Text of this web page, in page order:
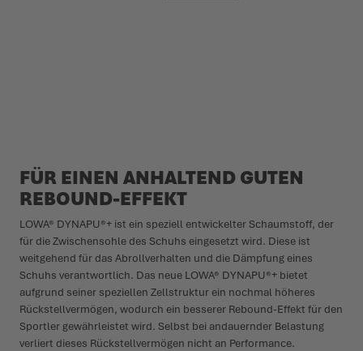
FÜR EINEN ANHALTEND GUTEN
REBOUND-EFFEKT
LOWA® DYNAPU®+ ist ein speziell entwickelter Schaumstoff, der
für die Zwischensohle des Schuhs eingesetzt wird. Diese ist
weitgehend für das Abrollverhalten und die Dämpfung eines
Schuhs verantwortlich. Das neue LOWA® DYNAPU®+ bietet
aufgrund seiner speziellen Zellstruktur ein nochmal höheres
Rückstellvermögen, wodurch ein besserer Rebound-Effekt für den
Sportler gewährleistet wird. Selbst bei andauernder Belastung
verliert dieses Rückstellvermögen nicht an Performance.